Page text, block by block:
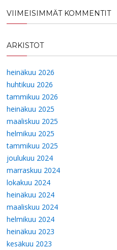
VIIMEISIMMÄT KOMMENTIT
ARKISTOT
heinäkuu 2026
huhtikuu 2026
tammikuu 2026
heinäkuu 2025
maaliskuu 2025
helmikuu 2025
tammikuu 2025
joulukuu 2024
marraskuu 2024
lokakuu 2024
heinäkuu 2024
maaliskuu 2024
helmikuu 2024
heinäkuu 2023
kesäkuu 2023